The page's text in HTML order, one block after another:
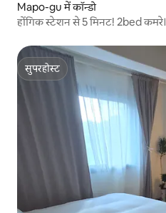
Mapo-gu में कॉन्डो
होंगिक स्टेशन से 5 मिनट! 2bed कमरे।
सुपरहोस्ट
सुपरहोस्ट